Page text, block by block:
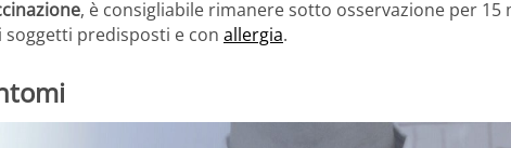
, è consigliabile rimanere sotto osservazione per 15
predisposti e con allergia.